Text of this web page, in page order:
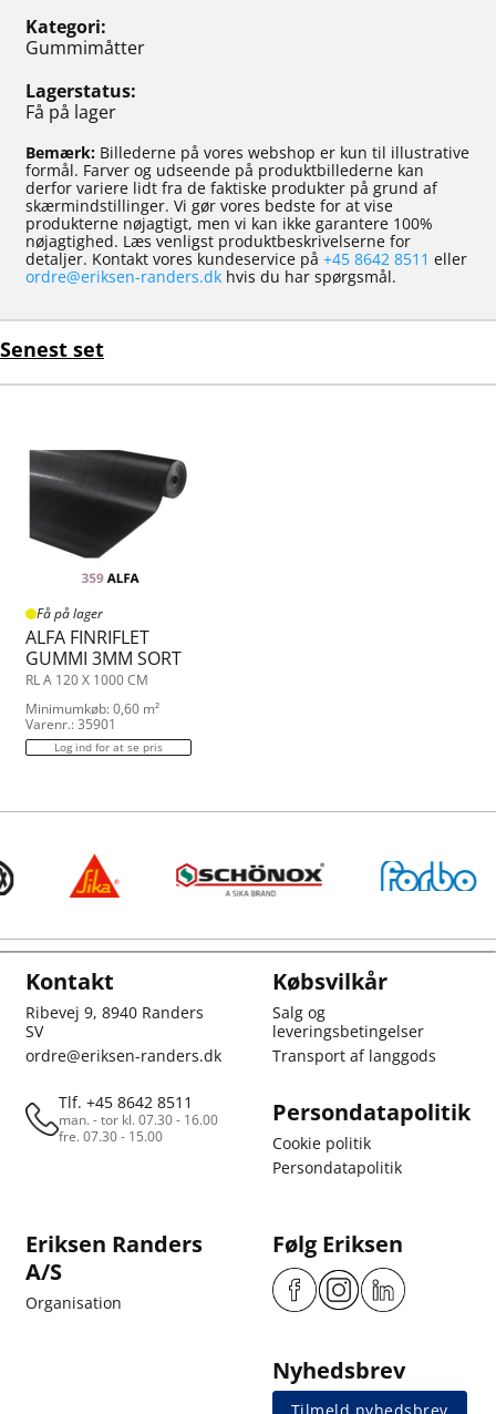
Kategori
Gummimåtter
Lagerstatus
Få på lager
Bemærk: Billederne på vores webshop er kun til illustrative
formål. Farver og udseende på produktbillederne kan
derfor variere lidt fra de faktiske produkter på grund af
skærmindstillinger. Vi gør vores bedste for at vise
produkterne nøjagtigt, men vi kan ikke garantere 100%
nøjagtighed. Læs venligst produktbeskrivelserne for
detaljer. Kontakt vores kundeservice på +45 8642 8511 eller
ordre@eriksen-randers.dk hvis du har spørgsmål.
Senest set
Få på lager
ALFA FINRIFLET
GUMMI 3MM SORT
RL A 120 X 1000 CM
Minimumkøb: 0,60 m²
Varenr.: 35901
Log ind for at se pris
Kontakt
Ribevej 9, 8940 Randers
SV
ordre@eriksen-randers.dk
Tlf. +45 8642 8511
man. - tor kl. 07.30 - 16.00
fre. 07.30 - 15.00
Købsvilkår
Salg og
leveringsbetingelser
Transport af langgods
Persondatapolitik
Cookie politik
Persondatapolitik
Eriksen Randers
A/S
Organisation
Følg Eriksen
Nyhedsbrev
Tilmeld nyhedsbrev